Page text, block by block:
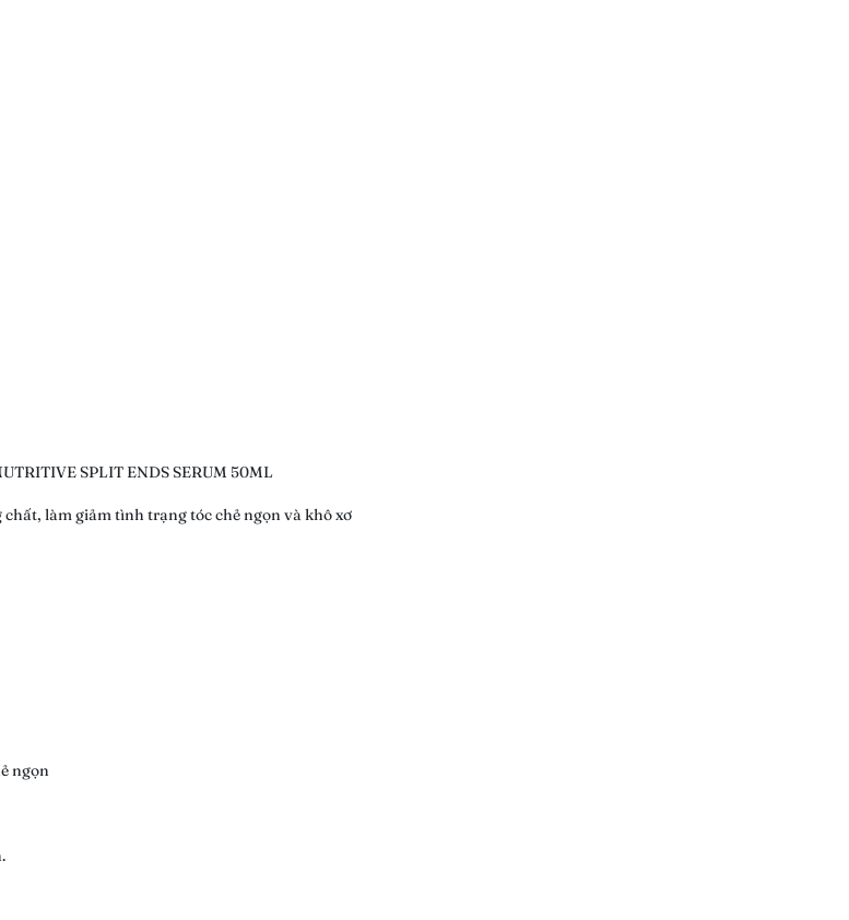
SPLIT ENDS SERUM 50ML
làm giảm tình trạng tóc chẻ ngọn và khô xơ
ngọn